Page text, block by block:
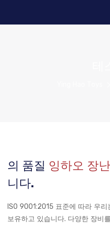
의 품질 잉하오 장
니다.
ISO 9001:2015 표준에 따라 우
보유하고 있습니다. 다양한 장비